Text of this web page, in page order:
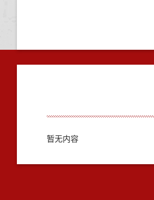
暂无内容